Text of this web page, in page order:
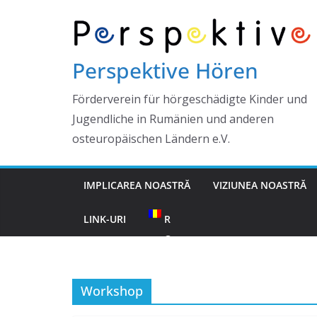
Perspektive Hören
Förderverein für hörgeschädigte Kinder und
Jugendliche in Rumänien und anderen
osteuropäischen Ländern e.V.
IMPLICAREA NOASTRĂ VIZIUNEA NOASTRĂ
LINK-URI
R
O
Workshop